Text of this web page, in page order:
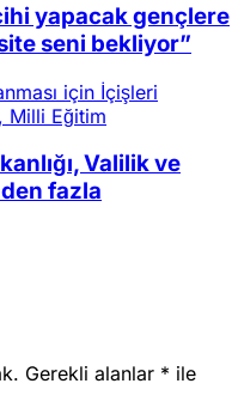
yapacak gençlere
seni bekliyor”
Valilik ve
fazla
Gerekli alanlar * ile